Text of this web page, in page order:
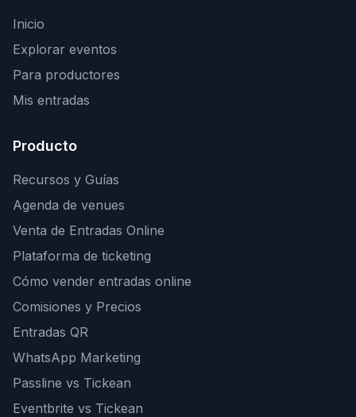
Inicio
Explorar eventos
Para productores
Mis entradas
Producto
Recursos y Guías
Agenda de venues
Venta de Entradas Online
Plataforma de ticketing
Cómo vender entradas online
Comisiones y Precios
Entradas QR
WhatsApp Marketing
Passline vs Tickean
Eventbrite vs Tickean